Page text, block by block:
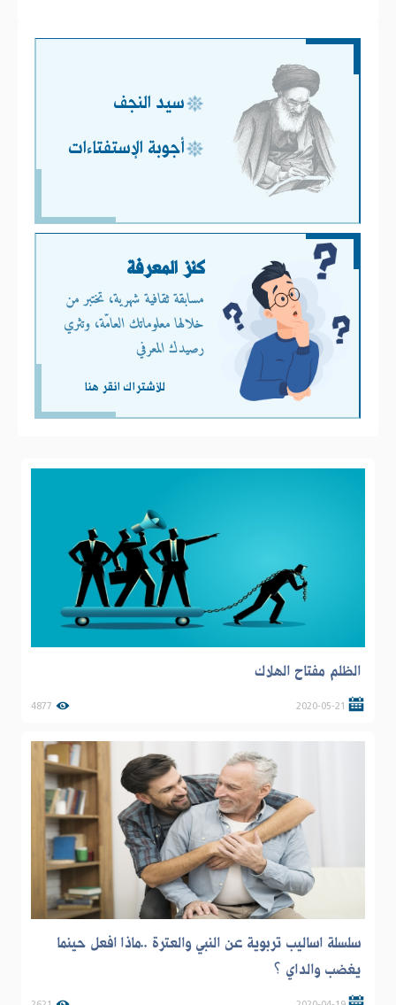
سيد النجف
أجوبة الإستفتاءات
كنز المعرفة
مسابقة ثقافية شهرية، تختبر من
خلالها معلوماتك العامّة، وتثري
رصيدك المعرفي
للأشتراك انقر هنا
الظلم مفتاح الهلاك
2020-05-21
4877
سلسلة اساليب تربوية عن النبي والعترة ..ماذا افعل حينما
يغضب والداي ؟